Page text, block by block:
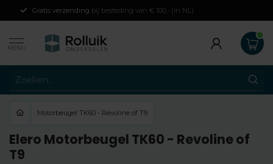
Gratis verzending bij besteding van € 100,- (in NL)
MENU
Motorbeugel TK60 - Revoline of T9
Elero Motorbeugel TK60 - Revoline of
T9